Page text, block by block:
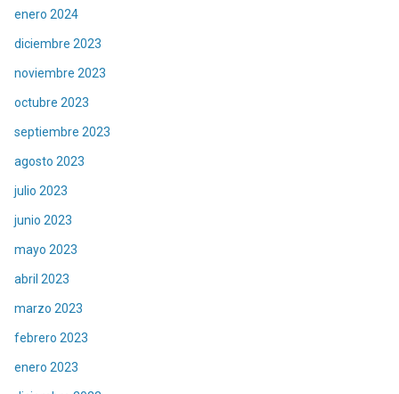
enero 2024
diciembre 2023
noviembre 2023
octubre 2023
septiembre 2023
agosto 2023
julio 2023
junio 2023
mayo 2023
abril 2023
marzo 2023
febrero 2023
enero 2023